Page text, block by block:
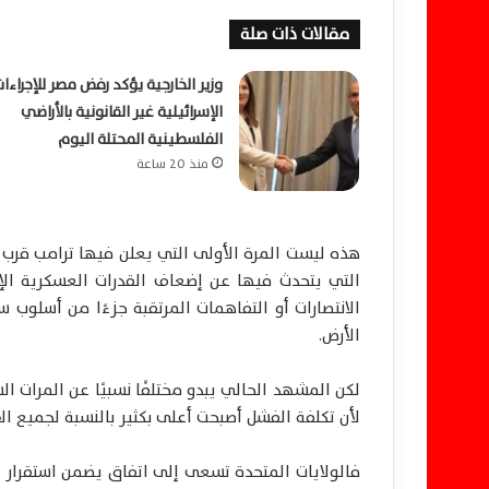
مقالات ذات صلة
وزير الخارجية يؤكد رفض مصر
الإسرائيلية غير القانونية بالأراضي
الفلسطينية المحتلة اليوم
منذ 20 ساعة
هذه ليست المرة الأولى التي يعلن فيها ترامب
التي يتحدث فيها عن إضعاف القدرات العسكرية
الانتصارات أو التفاهمات المرتقبة جزءًا من
الأرض.
لكن المشهد الحالي يبدو مختلفًا نسبيًا عن المرات
لأن تكلفة الفشل أصبحت أعلى بكثير بالنسبة لجميع
فالولايات المتحدة تسعى إلى اتفاق يضمن استقرار